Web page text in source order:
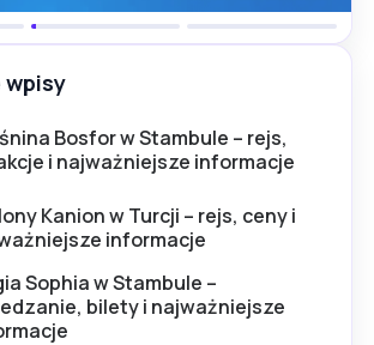
wpisy
Bosfor w Stambule – rejs,
i najważniejsze informacje
Kanion w Turcji – rejs, ceny i
informacje
Sophia w Stambule –
bilety i najważniejsze